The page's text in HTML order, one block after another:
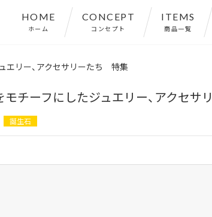
HOME
ホーム
CONCEPT
コンセプト
ITEMS
商品一覧
エリー、アクセサリーたち 特集
をモチーフにしたジュエリー、アクセ
誕生石